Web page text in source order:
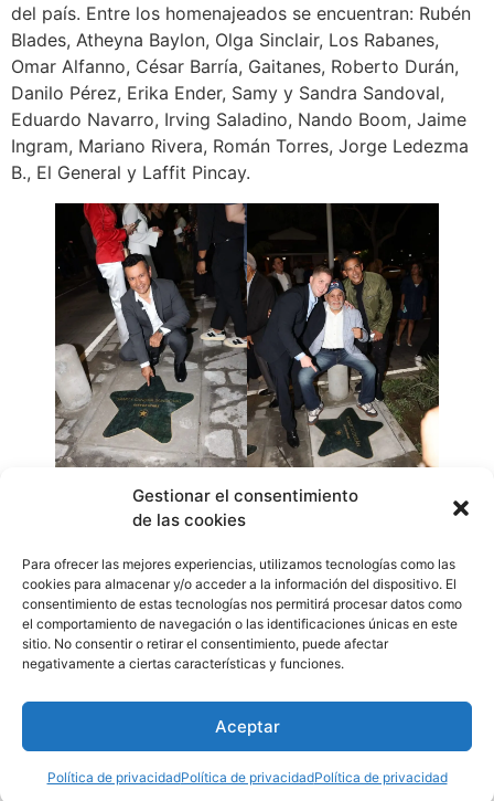
Gestionar el consentimiento
de las cookies
Para ofrecer las mejores experiencias, utilizamos tecnologías como las
cookies para almacenar y/o acceder a la información del dispositivo. El
consentimiento de estas tecnologías nos permitirá procesar datos como
el comportamiento de navegación o las identificaciones únicas en este
sitio. No consentir o retirar el consentimiento, puede afectar
negativamente a ciertas características y funciones.
Aceptar
Política de privacidadPolítica de privacidadPolítica de privacidad
del país. Entre los homenajeados se encuentran: Rubén
Blades, Atheyna Baylon, Olga Sinclair, Los Rabanes,
Omar Alfanno, César Barría, Gaitanes, Roberto Durán,
Danilo Pérez, Erika Ender, Samy y Sandra Sandoval,
Eduardo Navarro, Irving Saladino, Nando Boom, Jaime
Ingram, Mariano Rivera, Román Torres, Jorge Ledezma
B., El General y Laffit Pincay.
Con esta iniciativa, el alcalde Mizrachi deja un legado
de su administración con la promoción del talento
nacional, la memoria cultural y la proyección
internacional de Panamá.
WhatsApp
Compartir
Cultura,Educación
jovenes,Panamá